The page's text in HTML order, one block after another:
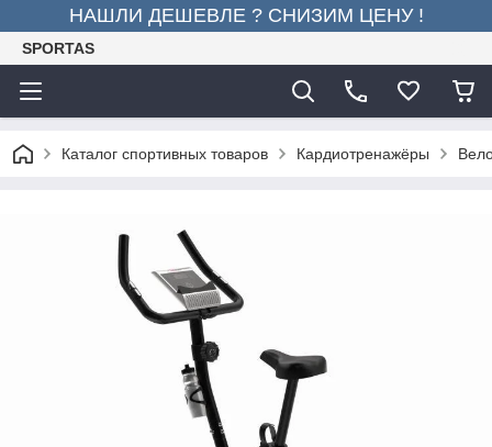
НАШЛИ ДЕШЕВЛЕ ? СНИЗИМ ЦЕНУ !
SPORTAS
Каталог спортивных товаров Кардиотренажёры